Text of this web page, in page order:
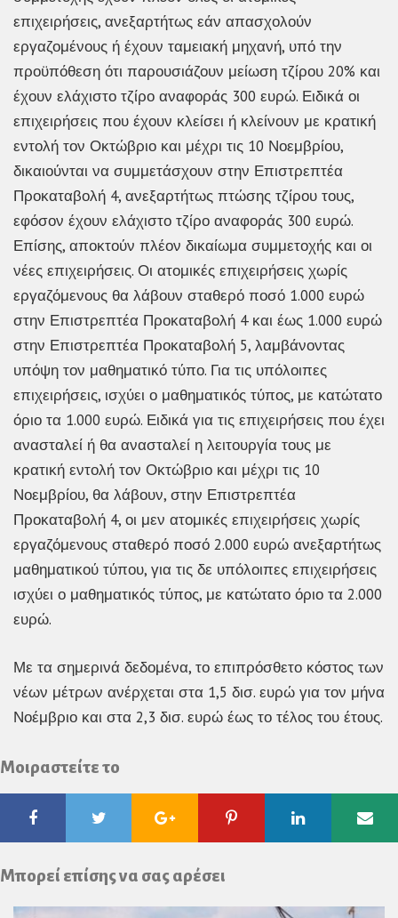
επιχειρήσεις, ανεξαρτήτως εάν απασχολούν
εργαζομένους ή έχουν ταμειακή μηχανή, υπό την
προϋπόθεση ότι παρουσιάζουν μείωση τζίρου 20% και
έχουν ελάχιστο τζίρο αναφοράς 300 ευρώ. Ειδικά οι
επιχειρήσεις που έχουν κλείσει ή κλείνουν με κρατική
εντολή τον Οκτώβριο και μέχρι τις 10 Νοεμβρίου,
δικαιούνται να συμμετάσχουν στην Επιστρεπτέα
Προκαταβολή 4, ανεξαρτήτως πτώσης τζίρου τους,
εφόσον έχουν ελάχιστο τζίρο αναφοράς 300 ευρώ.
Επίσης, αποκτούν πλέον δικαίωμα συμμετοχής και οι
νέες επιχειρήσεις. Οι ατομικές επιχειρήσεις χωρίς
εργαζόμενους θα λάβουν σταθερό ποσό 1.000 ευρώ
στην Επιστρεπτέα Προκαταβολή 4 και έως 1.000 ευρώ
στην Επιστρεπτέα Προκαταβολή 5, λαμβάνοντας
υπόψη τον μαθηματικό τύπο. Για τις υπόλοιπες
επιχειρήσεις, ισχύει ο μαθηματικός τύπος, με κατώτατο
όριο τα 1.000 ευρώ. Ειδικά για τις επιχειρήσεις που έχει
ανασταλεί ή θα ανασταλεί η λειτουργία τους με
κρατική εντολή τον Οκτώβριο και μέχρι τις 10
Νοεμβρίου, θα λάβουν, στην Επιστρεπτέα
Προκαταβολή 4, οι μεν ατομικές επιχειρήσεις χωρίς
εργαζόμενους σταθερό ποσό 2.000 ευρώ ανεξαρτήτως
μαθηματικού τύπου, για τις δε υπόλοιπες επιχειρήσεις
ισχύει ο μαθηματικός τύπος, με κατώτατο όριο τα 2.000
ευρώ.
Με τα σημερινά δεδομένα, το επιπρόσθετο κόστος των
νέων μέτρων ανέρχεται στα 1,5 δισ. ευρώ για τον μήνα
Νοέμβριο και στα 2,3 δισ. ευρώ έως το τέλος του έτους.
Μοιραστείτε το
FacebookTwitter Google
Plus
Pinterest Linkedin
Μπορεί επίσης να σας αρέσει